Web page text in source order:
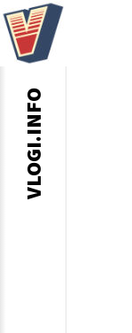
VLOGI.INFO